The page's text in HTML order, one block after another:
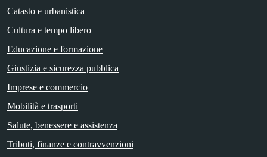
Catasto e urbanistica
Cultura e tempo libero
Educazione e formazione
Giustizia e sicurezza pubblica
Imprese e commercio
Mobilità e trasporti
Salute, benessere e assistenza
Tributi, finanze e contravvenzioni